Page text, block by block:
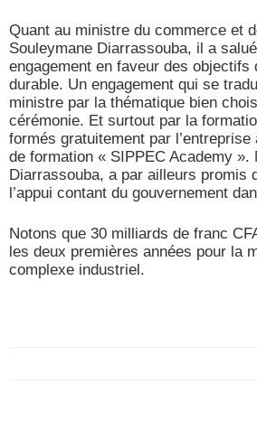
Quant au ministre du commerce et
Souleymane Diarrassouba, il a
engagement en faveur des objectifs
durable. Un engagement qui se
ministre par la thématique bien
cérémonie. Et surtout par la
formés gratuitement par
de formation « SIPPEC Academy ».
Diarrassouba, a par ailleurs promis
l’appui contant du gouvernement
Notons que 30 milliards de franc
les deux premières années pour la
complexe industriel.